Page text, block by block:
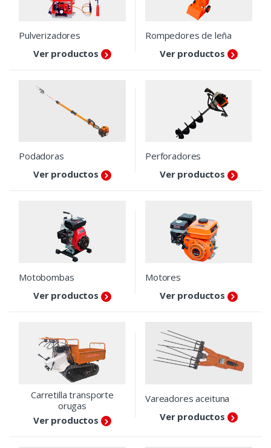
Pulverizadores
Ver productos
Rompedores de leña
Ver productos
Podadoras
Ver productos
Perforadores
Ver productos
Motobombas
Ver productos
Motores
Ver productos
Carretilla transporte
orugas
Ver productos
Vareadores aceituna
Ver productos